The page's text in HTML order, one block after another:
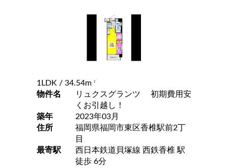
1LDK / 34.54m 2
物件名
リュクスグランツ 初期費用安
くお引越し！
築年
2023年03月
住所
福岡県福岡市東区香椎駅前2丁
目
最寄駅
西日本鉄道貝塚線 西鉄香椎 駅
徒歩 6分